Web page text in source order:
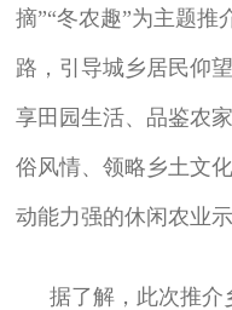
摘”“冬农趣”为主题推
路，引导城乡居民仰
享田园生活、品鉴农
俗风情、领略乡土文
动能力强的休闲农业示
据了解，此次推介